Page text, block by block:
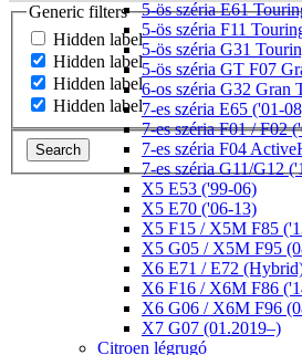
Generic filters
Hidden label
Hidden label
Hidden label
Hidden label
Search
5-ös széria E61
5-ös széria F11
5-ös széria G31
5-ös széria GT F07
6-os széria G32 Gran
7-es széria E65 ('01-
7-es széria F01 / F02
7-es széria F04
7-es széria G11/G12
X5 E53 ('99-06)
X5 E70 ('06-13)
X5 F15 / X5M F85
X5 G05 / X5M F95
X6 E71 / E72
X6 F16 / X6M F86
X6 G06 / X6M F96
X7 G07 (01.2019–)
Citroen légrugó